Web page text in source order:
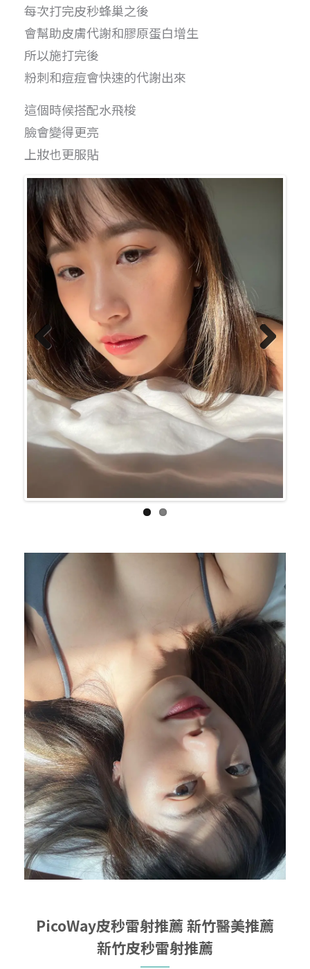
每次打完皮秒蜂巢之後
會幫助皮膚代謝和膠原蛋白增生
所以施打完後
粉刺和痘痘會快速的代謝出來
這個時候搭配水飛梭
臉會變得更亮
上妝也更服貼
Previo
us
Next
PicoWay皮秒雷射推薦 新竹醫美推薦
新竹皮秒雷射推薦